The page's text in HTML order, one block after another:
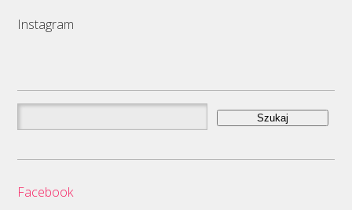
Instagram
Szukaj:
Facebook